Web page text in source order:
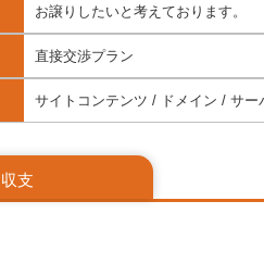
お譲りしたいと考えております。
直接交渉プラン
サイトコンテンツ / ドメイン / サー
収支